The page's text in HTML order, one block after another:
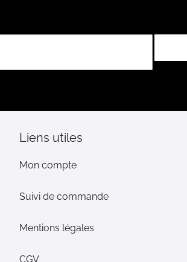
Liens utiles
Mon compte
Suivi de commande
Mentions légales
CGV